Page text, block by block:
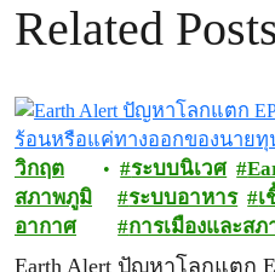
Related
วิกฤต
สภาพภูมิ
อากาศ
ระบบนิเวศ
ระบบอาหาร
เ
การเมืองและส
Earth Alert ปัญหาโลกแตก